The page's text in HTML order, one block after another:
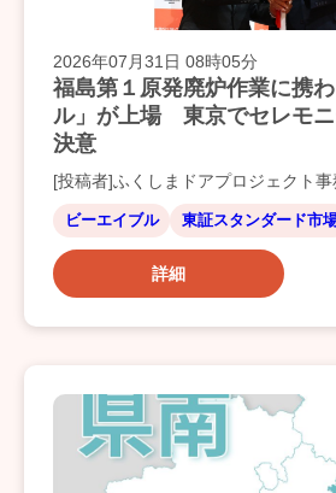
2026年07月31日 08時05分
福島第１原発廃炉作業に携
ル」が上場 東京でセレモ
決意
[投稿者]ふくしまドアプロジェクト事
ビーエイブル 東証スタンダード市
詳細